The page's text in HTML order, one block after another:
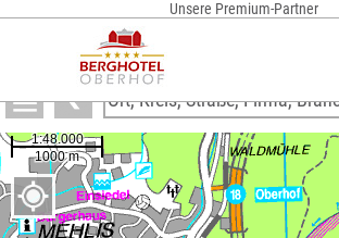
Unsere Premium-Partner